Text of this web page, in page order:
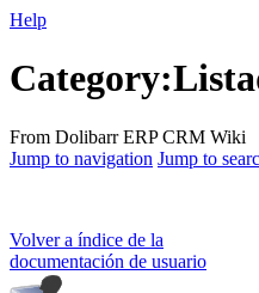
Help
From Dolibarr ERP CRM Wiki
Jump to navigation Jump to
Volver a índice de la
documentación de usuario